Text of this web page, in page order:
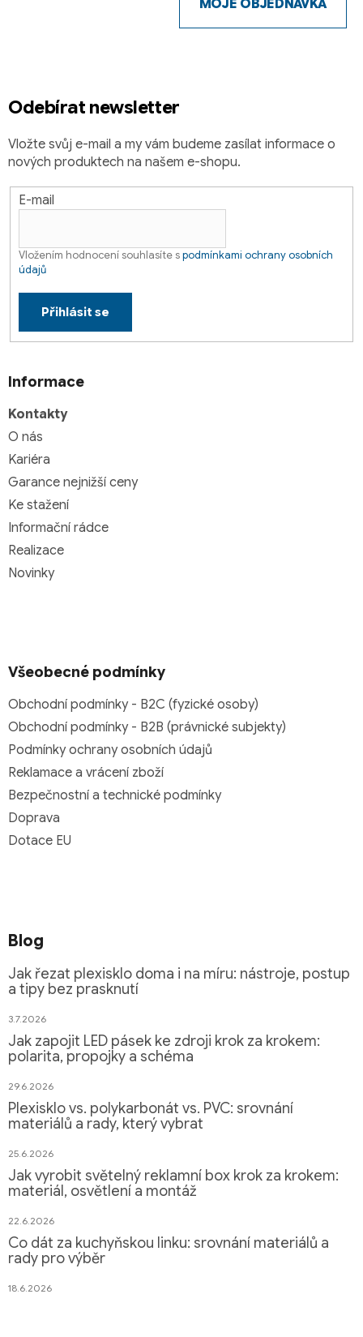
Odebírat newsletter
Vložte svůj e-mail a my vám budeme zasílat informace o
nových produktech na našem e-shopu.
E-mail
Vložením hodnocení souhlasíte spodmínkami ochrany osobních
údajů
Přihlásit se
Informace
Kontakty
O nás
Kariéra
Garance nejnižší ceny
Ke stažení
Informační rádce
Realizace
Novinky
Všeobecné podmínky
Obchodní podmínky - B2C (fyzické osoby)
Obchodní podmínky - B2B (právnické subjekty)
Podmínky ochrany osobních údajů
Reklamace a vrácení zboží
Bezpečnostní a technické podmínky
Doprava
Dotace EU
Blog
Jak řezat plexisklo doma i na míru: nástroje, postup
a tipy bez prasknutí
3.7.2026
Jak zapojit LED pásek ke zdroji krok za krokem:
polarita, propojky a schéma
29.6.2026
Plexisklo vs. polykarbonát vs. PVC: srovnání
materiálů a rady, který vybrat
25.6.2026
Jak vyrobit světelný reklamní box krok za krokem:
materiál, osvětlení a montáž
22.6.2026
Co dát za kuchyňskou linku: srovnání materiálů a
rady pro výběr
18.6.2026
MOJE OBJEDNÁVKA